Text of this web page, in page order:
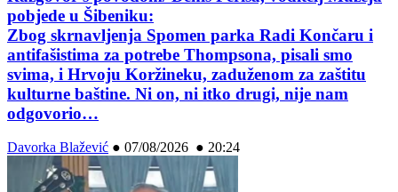
pobjede u Šibeniku:
Zbog skrnavljenja Spomen parka Radi Končaru i
antifašistima za potrebe Thompsona, pisali smo
svima, i Hrvoju Koržineku, zaduženom za zaštitu
kulturne baštine. Ni on, ni itko drugi, nije nam
odgovorio…
Davorka Blažević ● 07/08/2026 ● 20:24